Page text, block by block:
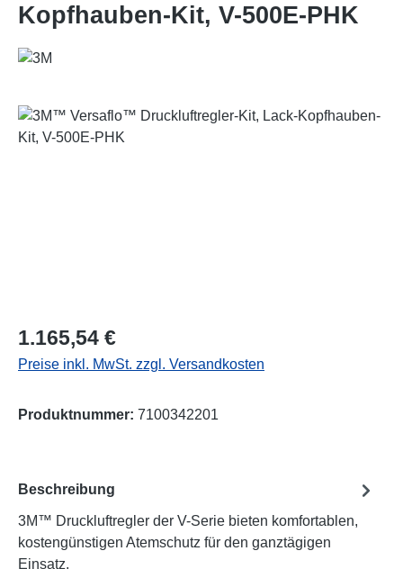
Kopfhauben-Kit, V-500E-PHK
Bildergalerie überspringen
Regulärer Preis:
1.165,54 €
Preise inkl. MwSt. zzgl. Versandkosten
Produktnummer: 7100342201
Beschreibung
3M™ Druckluftregler der V-Serie bieten komfortablen,
kostengünstigen Atemschutz für den ganztägigen
Einsatz.